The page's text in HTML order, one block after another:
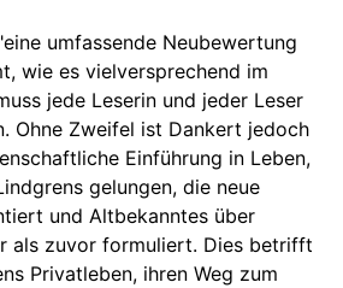
umfassende Neubewertung
wie es vielversprechend im
jede Leserin und jeder Leser
Ohne Zweifel ist Dankert jedoch
Einführung in Leben,
gelungen, die neue
und Altbekanntes über
als zuvor formuliert. Dies betrifft
Privatleben, ihren Weg zum